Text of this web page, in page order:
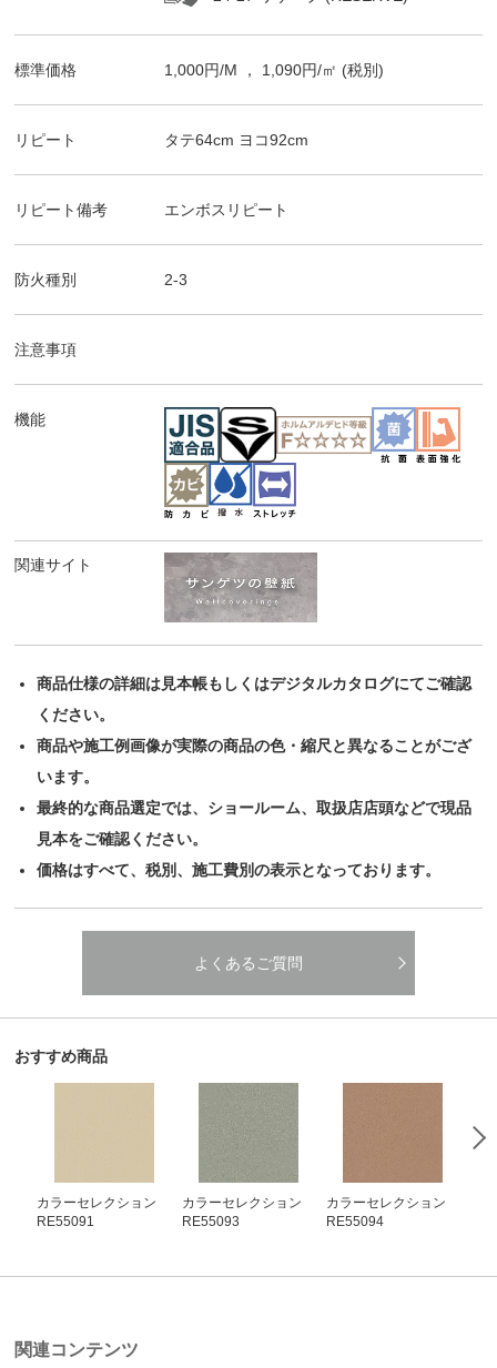
標準価格 1,000円/M ， 1,090円/㎡ (税別)
リピート タテ64cm ヨコ92cm
リピート備考 エンボスリピート
防火種別 2-3
注意事項
機能
関連サイト
商品仕様の詳細は見本帳もしくはデジタルカタログにてご確認
ください。
商品や施工例画像が実際の商品の色・縮尺と異なることがござ
います。
最終的な商品選定では、ショールーム、取扱店店頭などで現品
見本をご確認ください。
価格はすべて、税別、施工費別の表示となっております。
よくあるご質問
おすすめ商品
カラーセレクション
RE55091
カラーセレクション
RE55093
カラーセレクション
RE55094
関連コンテンツ